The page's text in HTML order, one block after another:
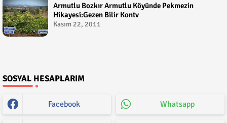
Armutlu Bozkır Armutlu Köyünde Pekmezin
Hikayesi:Gezen Bilir Kontv
Kasım 22, 2011
SOSYAL HESAPLARIM
Facebook Whatsapp